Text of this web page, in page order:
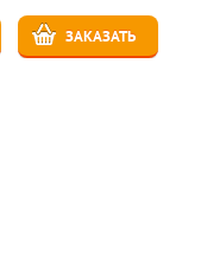
ЗАКАЗАТЬ